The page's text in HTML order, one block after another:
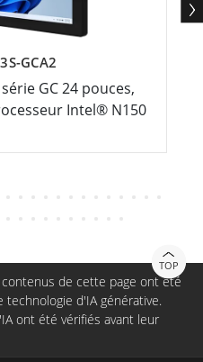
GCA2
GC 24 pouces,
Intel® N150
TOP
de cette page ont été
d'IA générative.
ont été vérifiés avant leur